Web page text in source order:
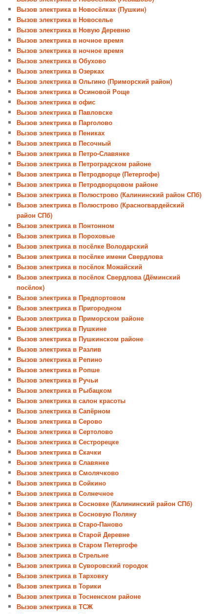
Вызов электрика в Новосёлках (Пушкин)
Вызов электрика в Новоселье
Вызов электрика в Новую Деревню
Вызов электрика в ночное время
Вызов электрика в ночное время
Вызов электрика в Обухово
Вызов электрика в Озерках
Вызов электрика в Ольгино (Приморский район)
Вызов электрика в Осиновой Роще
Вызов электрика в офис
Вызов электрика в Павловске
Вызов электрика в Парголово
Вызов электрика в Пениках
Вызов электрика в Песочный
Вызов электрика в Петро-Славянке
Вызов электрика в Петроградском районе
Вызов электрика в Петродворце (Петергофе)
Вызов электрика в Петродворцовом районе
Вызов электрика в Полюстрово (Калининский район СПб)
Вызов электрика в Полюстрово (Красногвардейский
район СПб)
Вызов электрика в Понтонном
Вызов электрика в Пороховые
Вызов электрика в посёлке Володарский
Вызов электрика в посёлке имени Свердлова
Вызов электрика в посёлок Можайский
Вызов электрика в посёлок Свердлова (Дёминский
посёлок)
Вызов электрика в Предпортовом
Вызов электрика в Пригородном
Вызов электрика в Приморском районе
Вызов электрика в Пушкине
Вызов электрика в Пушкинском районе
Вызов электрика в Разлив
Вызов электрика в Репино
Вызов электрика в Ропше
Вызов электрика в Ручьи
Вызов электрика в Рыбацком
Вызов электрика в салон красоты
Вызов электрика в Сапёрном
Вызов электрика в Серово
Вызов электрика в Сертолово
Вызов электрика в Сестрорецке
Вызов электрика в Скачки
Вызов электрика в Славянке
Вызов электрика в Смолячково
Вызов электрика в Сойкино
Вызов электрика в Солнечное
Вызов электрика в Сосновке (Калининский район СПб)
Вызов электрика в Сосновую Поляну
Вызов электрика в Старо-Паново
Вызов электрика в Старой Деревне
Вызов электрика в Старом Петергофе
Вызов электрика в Стрельне
Вызов электрика в Суворовский городок
Вызов электрика в Тарховку
Вызов электрика в Торики
Вызов электрика в Тосненском районе
Вызов электрика в ТСЖ